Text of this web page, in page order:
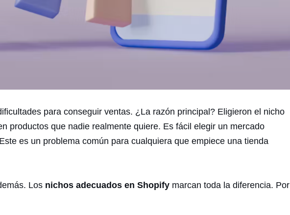
para conseguir ventas. ¿La razón principal? Eligieron el nicho
productos que nadie realmente quiere. Es fácil elegir un mercado
es un problema común para cualquiera que empiece una tienda
Los nichos adecuados en Shopify marcan toda la diferencia. Por